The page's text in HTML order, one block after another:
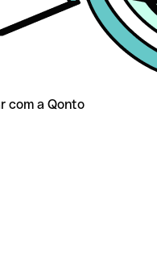
com a Qonto